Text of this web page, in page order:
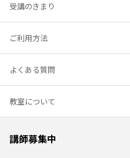
受講のきまり
ご利用方法
よくある質問
教室について
講師募集中